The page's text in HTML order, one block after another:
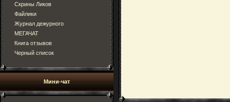
Скрины Ликов
Файлики
Журнал дежурного
МЕГАЧАТ
Книга отзывов
Черный список
Мини-чат